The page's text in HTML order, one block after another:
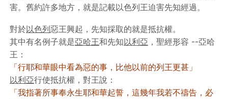
害。舊約許多地方，就是記載以色列王迫害先知經過。
對於以色列惡王興起，先知採取的就是抵抗權。
其中有名例子就是亞哈王和先知以利亞 ，聖經形容 --亞哈
王 ：
「行耶和華眼中看為惡的事，比他以前的列王更甚」
以利亞行使抵抗權，對王說：
「我指著所事奉永生耶和華起誓，這幾年我若不禱告，必